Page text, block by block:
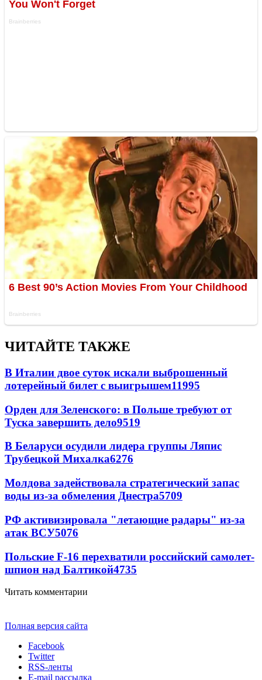
ЧИТАЙТЕ ТАКЖЕ
В Италии двое суток искали выброшенный
лотерейный билет с выигрышем11995
Орден для Зеленского: в Польше требуют от
Туска завершить дело9519
В Беларуси осудили лидера группы Ляпис
Трубецкой Михалка6276
Молдова задействовала стратегический запас
воды из-за обмеления Днестра5709
РФ активизировала "летающие радары" из-за
атак ВСУ5076
Польские F-16 перехватили российский самолет-
шпион над Балтикой4735
Читать комментарии
Полная версия сайта
Facebook
Twitter
RSS-ленты
E-mail рассылка